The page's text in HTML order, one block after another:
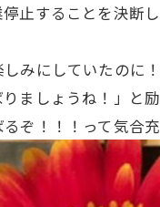
止することを決
みにしていたのに
ましょうね！」と
ぞ！！！って気合